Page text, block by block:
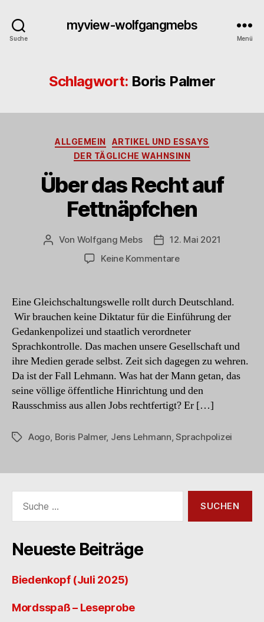
Suche
myview-wolfgangmebs
Menü
Schlagwort: Boris Palmer
Kategorien
ALLGEMEIN
ARTIKEL UND ESSAYS
DER TÄGLICHE WAHNSINN
Über das Recht auf
Fettnäpfchen
Beitragsautor
Von Wolfgang Mebs Beitragsdatum
12. Mai 2021
Keine Kommentarezu
Recht
Fettnäpfchen
Eine Gleichschaltungswelle rollt durch Deutschland.
Wir brauchen keine Diktatur für die Einführung der
Gedankenpolizei und staatlich verordneter
Sprachkontrolle. Das machen unsere Gesellschaft und
ihre Medien gerade selbst. Zeit sich dagegen zu wehren.
Da ist der Fall Lehmann. Was hat der Mann getan, das
seine völlige öffentliche Hinrichtung und den
Rausschmiss aus allen Jobs rechtfertigt? Er […]
Schlagwörter
Aogo, Boris Palmer, Jens Lehmann,Sprachpolizei
nach:
Neueste Beiträge
Biedenkopf (Juli 2025)
Mordsspaß – Leseprobe